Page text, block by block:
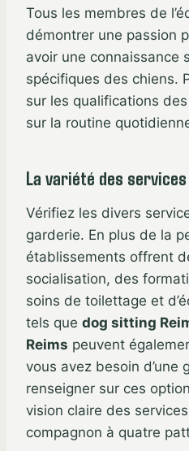
Tous les membres de
démontrer une passion
avoir une connaissance
spécifiques des chiens.
sur les qualifications
sur la routine
La variété des
Vérifiez les divers
garderie. En plus de la
établissements offrent
socialisation, des
soins de toilettage et
tels que dog sitting
Reims peuvent
vous avez besoin d’une
renseigner sur ces
vision claire des
compagnon à quatre